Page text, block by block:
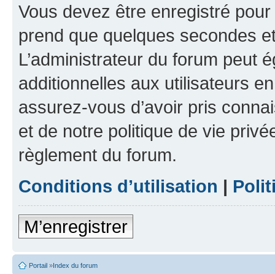
Vous devez être enregistré
prend que quelques secondes
L’administrateur du forum peut
additionnelles aux utilisateurs
assurez-vous d’avoir pris
et de notre politique de vie
règlement du forum.
Conditions d’utilisation |
M’enregistrer
Portail »Index du forum